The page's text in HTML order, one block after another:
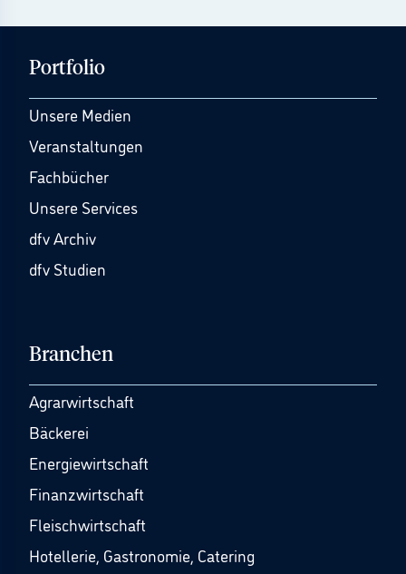
Portfolio
Unsere Medien
Veranstaltungen
Fachbücher
Unsere Services
dfv Archiv
dfv Studien
Branchen
Agrarwirtschaft
Bäckerei
Energiewirtschaft
Finanzwirtschaft
Fleischwirtschaft
Hotellerie, Gastronomie, Catering